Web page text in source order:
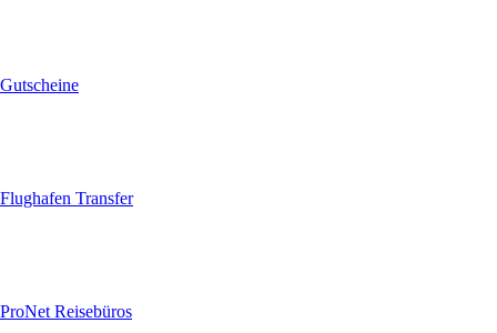
Gutscheine
Flughafen Transfer
ProNet Reisebüros